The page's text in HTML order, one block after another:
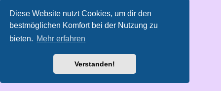
Diese Website nutzt Cookies, um dir den
bestmöglichen Komfort bei der Nutzung zu
bieten. Mehr erfahren
Verstanden!